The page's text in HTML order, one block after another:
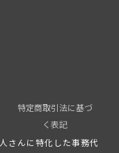
特定商取引法に基づ
く表記
んに特化した事務代